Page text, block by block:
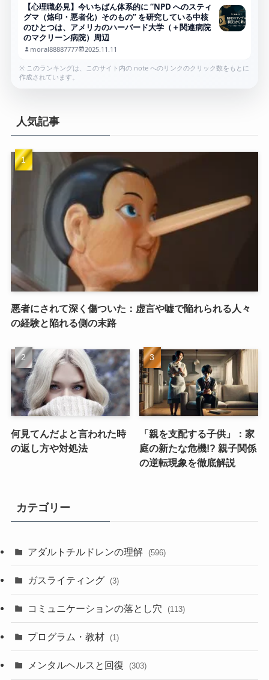
【心理職必見】今いちばん体系的に “NPD へのスティ
グマ（烙印・悪者化）そのもの” を研究している中核
のひとつは、アメリカのハーバード大学（＋関連病院
のマクリーン病院）周辺
moral88887777 2025.11.11
※ このランキングは、このサイト内の note へのリンクのクリック数をもとに
作成されています。
人気記事
悪者にされて深く傷ついた：虚言や嘘で陥れられる人々
の経験と陥れる側の末路
何見てんだよと言われた時
の返し方や対処法
「親を支配する子供」：家
庭の新たな危機!? 親子関係
の逆転現象を徹底解説
カテゴリー
アダルトチルドレンの理解 (596)
ガスライティング (3)
コミュニケーションの落とし穴 (113)
プログラム・教材 (1)
メンタルヘルスと回復 (303)